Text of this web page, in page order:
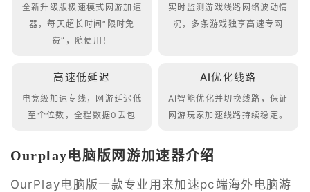
全新升级版极速模式网游加速
器，每天超长时间“限时免
费”，随便用！
实时监测游戏线路网络波动情
况，多条游戏独享高速专网
高速低延迟
电竞级加速专线，网游延迟低
至个位数，全程数据0丢包
AI优化线路
AI智能优化并切换线路，保证
网游玩家加速线路持续稳定。
Ourplay电脑版网游加速器介绍
OurPlay电脑版一款专业用来加速pc端海外电脑游